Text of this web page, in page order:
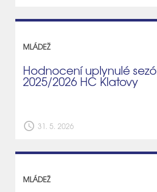
MLÁDEŽ
Hodnocení uplynulé
2025/2026 HC Klatovy
schedule 31. 5. 2026
MLÁDEŽ